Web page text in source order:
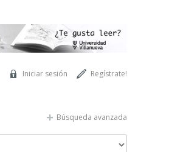
Regístrate!
Iniciar sesión
Búsqueda avanzada